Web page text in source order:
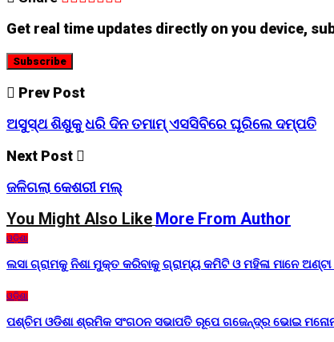
Get real time updates directly on you device,
Subscribe
Prev Post
ଅସୁସ୍ଥ ଶିଶୁକୁ ଧରି ଦିନ ତମାମ୍ ଏସସିବିରେ ଘୂରିଲେ ଦମ୍ପତି
Next Post
ଜଳିଗଲା କେଶରୀ ମଲ୍
You Might Also Like More From Author
ଓଡ଼ିଶା
ଲସା ଗ୍ରାମକୁ ନିଶା ମୁକ୍ତ କରିବାକୁ ଗ୍ରାମ୍ୟ କମିଟି ଓ ମହିଳା ମାନେ
ଓଡ଼ିଶା
ପଶ୍ଚିମ ଓଡିଶା ଶ୍ରମିକ ସଂଗଠନ ସଭାପତି ରୂପେ ଗଜେନ୍ଦ୍ର ଭୋଇ